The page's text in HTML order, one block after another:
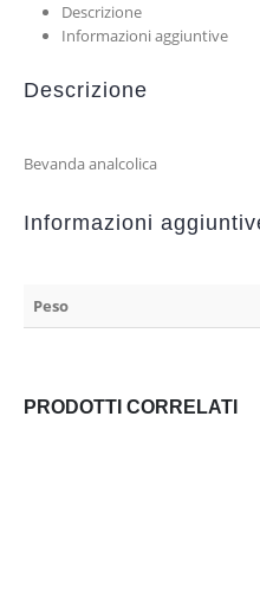
Descrizione
Informazioni aggiuntive
Descrizione
Bevanda analcolica
Informazioni
Peso
PRODOTTI CORRELATI